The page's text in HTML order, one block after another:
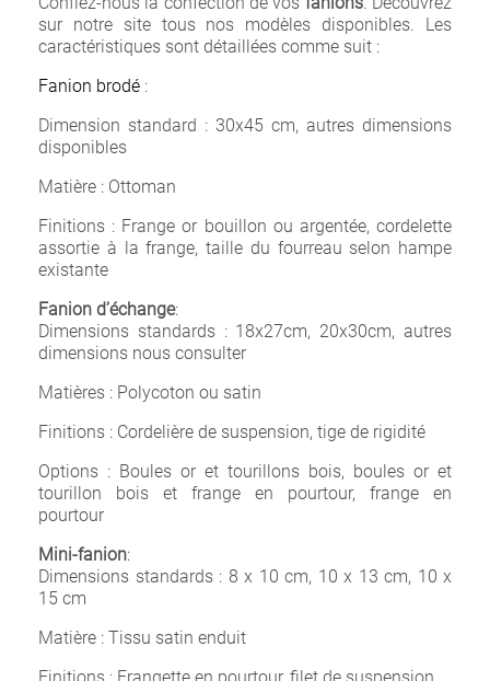
sur notre site tous nos modèles disponibles. Les
caractéristiques sont détaillées comme suit :
Fanion brodé :
Dimension standard : 30x45 cm, autres dimensions
disponibles
Matière : Ottoman
Finitions : Frange or bouillon ou argentée, cordelette
assortie à la frange, taille du fourreau selon hampe
existante
Fanion d’échange:
Dimensions standards : 18x27cm, 20x30cm, autres
dimensions nous consulter
Matières : Polycoton ou satin
Finitions : Cordelière de suspension, tige de rigidité
Options : Boules or et tourillons bois, boules or et
tourillon bois et frange en pourtour, frange en
pourtour
Mini-fanion:
Dimensions standards : 8 x 10 cm, 10 x 13 cm, 10 x
15 cm
Matière : Tissu satin enduit